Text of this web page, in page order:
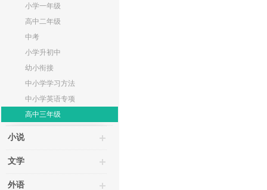
小学一年级
高中二年级
中考
小学升初中
幼小衔接
中小学学习方法
中小学英语专项
高中三年级
小说
文学
外语